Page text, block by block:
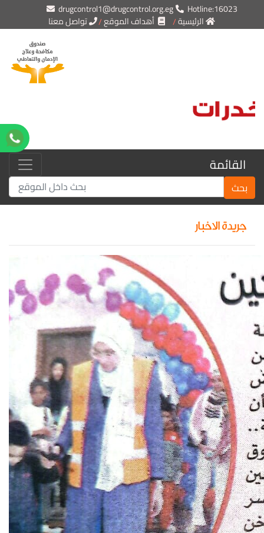
drugcontrol1@drugcontrol.org.eg
Hotline:16023
الرئيسية
أهداف الموقع تواصل معنا
القائمة
بحث
جريدة الاخبار